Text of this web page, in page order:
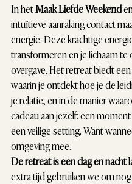
In hetMaak Liefde Weekend
intuïtieve aanraking contact
energie. Deze krachtige
transformeren en je lichaam
overgave. Het retreat biedt
waarin je ontdekt hoe je de
je relatie, en in de manier
cadeau aan jezelf: een
een veilige setting. Want
omgeving mee.
De retreat is een dag en nacht
extra tijd gebruiken we om